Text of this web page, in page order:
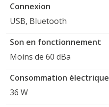
Connexion
USB, Bluetooth
Son en fonctionnement
Moins de 60 dBa
Consommation électrique
36 W